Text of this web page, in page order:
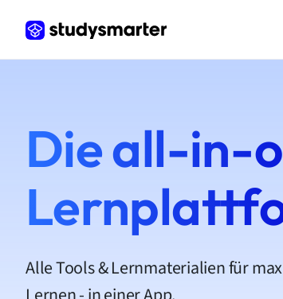
Die all-in-
Alle Tools & Lernmaterialien für